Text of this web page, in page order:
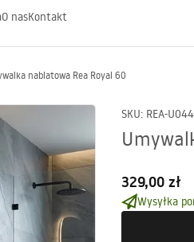
O nasKontakt
nablatowa Rea Royal 60
SKU: REA-
329,00 zł
Wysyłka